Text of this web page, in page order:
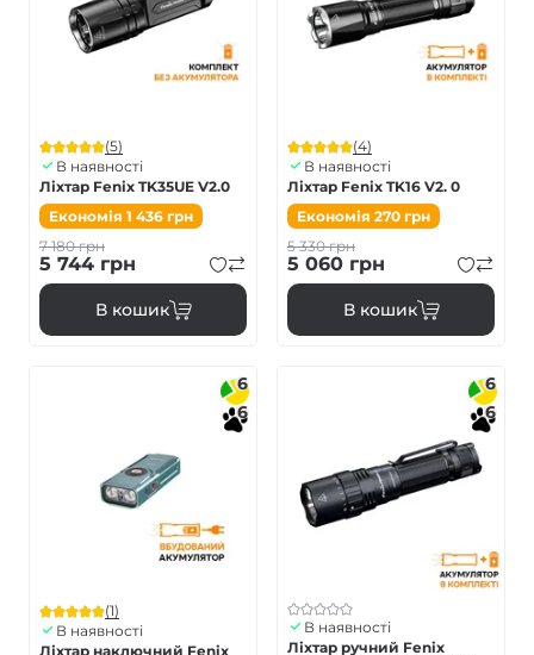
(5)
В наявності
Ліхтар Fenix TK35UE V2.0
Економія 1 436 грн
7 180грн
5 744 грн
В кошик
(4)
В наявності
Ліхтар Fenix TK16 V2. 0
Економія 270 грн
5 330грн
5 060 грн
В кошик
6
6
(1)
В наявності
Ліхтар наключний Fenix
6
6
В наявності
Ліхтар ручний Fenix